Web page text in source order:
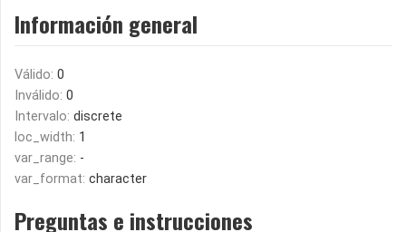
Información general
Válido: 0
Inválido: 0
Intervalo: discrete
loc_width: 1
var_range: -
var_format: character
Preguntas e instrucciones